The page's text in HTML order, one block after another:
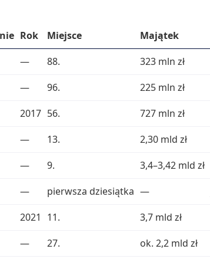
Rok Miejsce Majątek
— 88. 323 mln zł
— 96. 225 mln zł
2017 56. 727 mln zł
— 13. 2,30 mld zł
— 9. 3,4–3,42 mld zł
— pierwsza dziesiątka —
2021 11. 3,7 mld zł
— 27. ok. 2,2 mld zł